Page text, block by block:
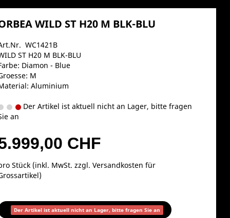
WILD ST H20 M BLK-BLU
WC1421B
ST H20 M BLK-BLU
Diamon - Blue
M
Aluminium
Der Artikel ist aktuell nicht an Lager, bitte fragen
an
CHF
Stück (inkl. MwSt. zzgl.Versandkosten für
)
Der Artikel ist aktuell nicht an Lager, bitte fragen Sie an